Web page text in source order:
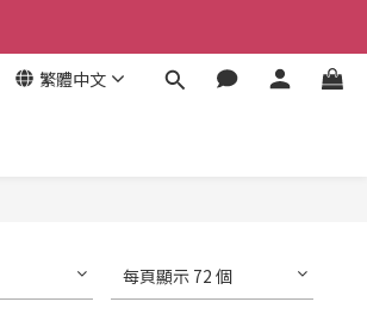
繁體中文
每頁顯示 72 個